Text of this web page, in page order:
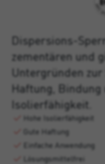
Dispersions-
zementären und
Untergründen
Haftung, Bindung
Isolierfähigkeit.
Hohe Isolierfähigkeit
Gute Haftung
Einfache Anwendung
Lösungsmittelfrei